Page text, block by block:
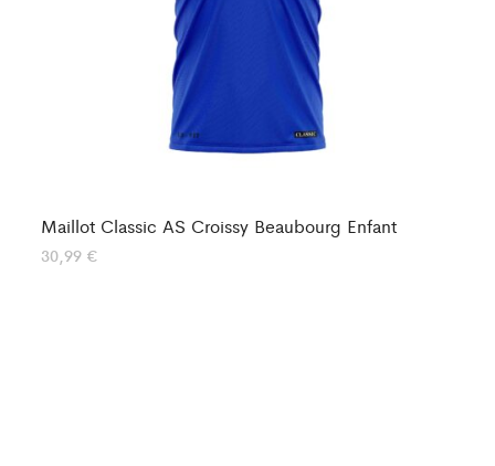
Maillot Classic AS Croissy Beaubourg Enfant
30,99 €